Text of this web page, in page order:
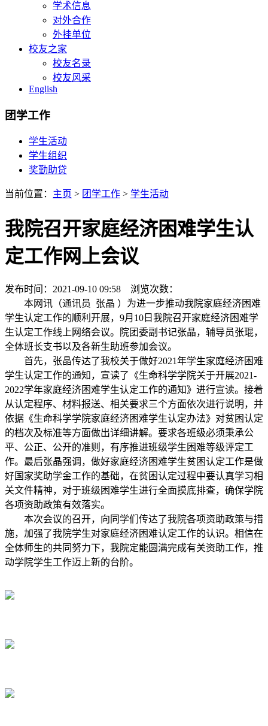
学术信息
对外合作
外挂单位
校友之家
校友名录
校友风采
English
团学工作
学生活动
学生组织
奖勤助贷
当前位置： 主页 > 团学工作 > 学生活动
我院召开家庭经济困难学生认
定工作网上会议
发布时间：2021-09-10 09:58 浏览次数：
本网讯 （通讯员 张晶 ） 为进一步推动我院家庭经济困难
学生认定工作的顺利开展，9月10日我院召开家庭经济困难学
生认定工作线上网络会议。院团委副书记张晶，辅导员张琨，
全体班长支书以及各新生助班参加会议。
首先，张晶传达了我校关于做好2021年学生家庭经济困难
学生认定工作的通知，宣读了《生命科学学院关于开展2021-
2022学年家庭经济困难学生认定工作的通知》进行宣读。接着
从认定程序、材料报送、相关要求三个方面依次进行说明，并
依据《生命科学学院家庭经济困难学生认定办法》对贫困认定
的档次及标准等方面做出详细讲解。要求各班级必须秉承公
平、公正、公开的准则，有序推进班级学生困难等级评定工
作。最后张晶强调，做好家庭经济困难学生贫困认定工作是做
好国家奖助学金工作的基础，在贫困认定过程中要认真学习相
关文件精神，对于班级困难学生进行全面摸底排查，确保学院
各项资助政策有效落实。
本次会议的召开，向同学们传达了我院各项资助政策与措
施，加强了我院学生对家庭经济困难认定工作的认识。相信在
全体师生的共同努力下，我院定能圆满完成有关资助工作，推
动学院学生工作迈上新的台阶。